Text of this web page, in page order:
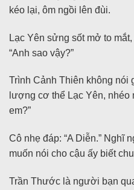
kéo lại, ôm ngồi lên đùi.
Lạc Yên sửng sốt mở to
“Anh sao vậy?”
Trình Cảnh Thiên không
lượng cơ thể Lạc Yên, nhéo
em?”
Cô nhẹ đáp: “A Diễn.” Nghĩ
muốn nói cho cậu ấy biết
Trần Thước là người bạn